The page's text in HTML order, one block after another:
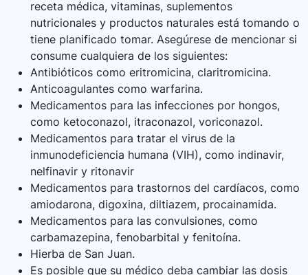
receta médica, vitaminas, suplementos
nutricionales y productos naturales está tomando o
tiene planificado tomar. Asegúrese de mencionar si
consume cualquiera de los siguientes:
Antibióticos como eritromicina, claritromicina.
Anticoagulantes como warfarina.
Medicamentos para las infecciones por hongos,
como ketoconazol, itraconazol, voriconazol.
Medicamentos para tratar el virus de la
inmunodeficiencia humana (VIH), como indinavir,
nelfinavir y ritonavir
Medicamentos para trastornos del cardíacos, como
amiodarona, digoxina, diltiazem, procainamida.
Medicamentos para las convulsiones, como
carbamazepina, fenobarbital y fenitoína.
Hierba de San Juan.
Es posible que su médico deba cambiar las dosis